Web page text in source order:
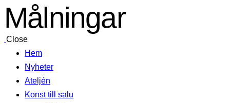
Målningar
Close
Hem
Nyheter
Ateljén
Konst till salu